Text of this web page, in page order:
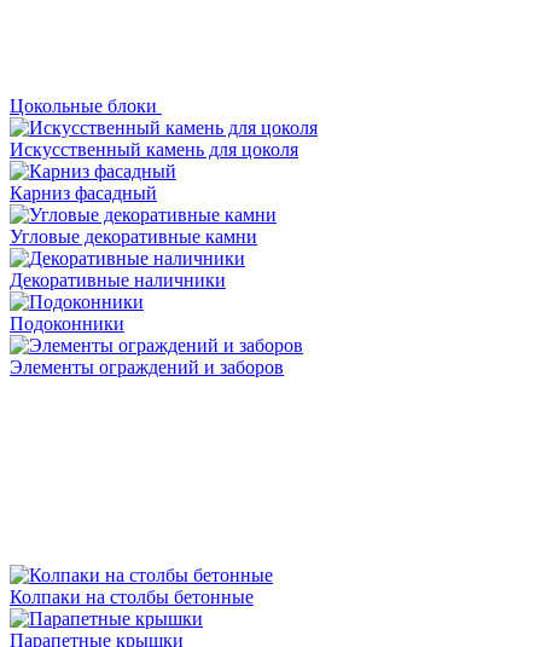
Цокольные блоки
Искусственный камень для цоколя
Карниз фасадный
Угловые декоративные камни
Декоративные наличники
Подоконники
Элементы ограждений и заборов
Колпаки на столбы бетонные
Парапетные крышки